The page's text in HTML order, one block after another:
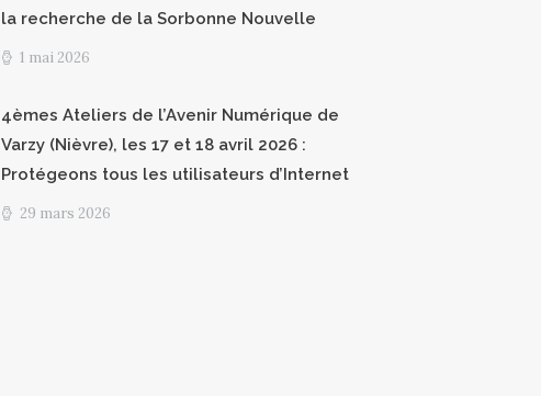
la recherche de la Sorbonne Nouvelle
1 mai 2026
4èmes Ateliers de l’Avenir Numérique de
Varzy (Nièvre), les 17 et 18 avril 2026 :
Protégeons tous les utilisateurs d’Internet
29 mars 2026